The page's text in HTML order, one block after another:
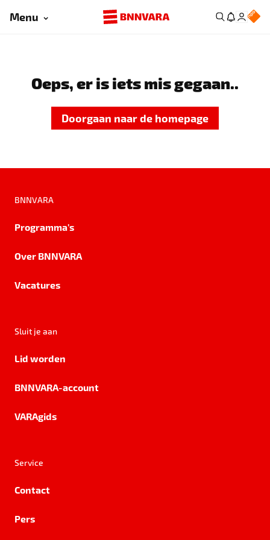
Menu
Oeps, er is iets mis gegaan..
Doorgaan naar de homepage
BNNVARA
Programma's
Over BNNVARA
Vacatures
Sluit je aan
Lid worden
BNNVARA-account
VARAgids
Service
Contact
Pers